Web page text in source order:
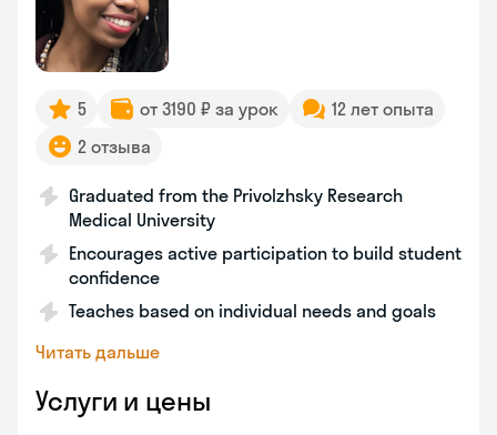
5 от 3190 ₽ за урок
12 лет опыта
2 отзыва
Graduated from the Privolzhsky Research
Medical University
Encourages active participation to build student
confidence
Teaches based on individual needs and goals
Читать дальше
Услуги и цены